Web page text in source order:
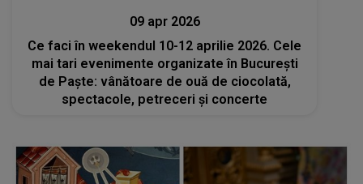
09 apr 2026
Ce faci în weekendul 10-12 aprilie 2026. Cele
mai tari evenimente organizate în București
de Paște: vânătoare de ouă de ciocolată,
spectacole, petreceri și concerte